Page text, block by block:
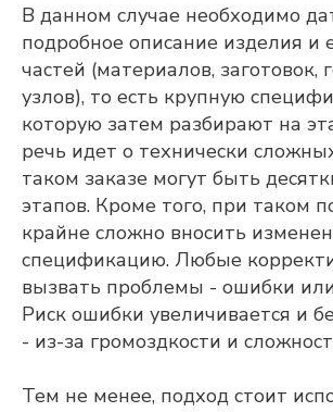
В данном случае необходимо
подробное описание изделия и
частей (материалов, заготовок,
узлов), то есть крупную
которую затем разбирают на
речь идет о технически
таком заказе могут быть
этапов. Кроме того, при таком
крайне сложно вносить
спецификацию. Любые
вызвать проблемы - ошибки
Риск ошибки увеличивается и
- из-за громоздкости и
Тем не менее, подход стоит